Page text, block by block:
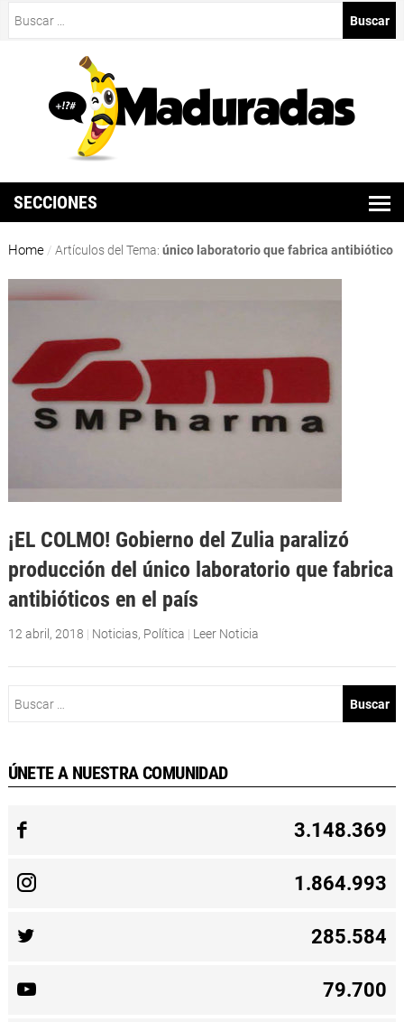
SECCIONES
Home / Artículos del Tema: único laboratorio que fabrica antibiótico
¡EL COLMO! Gobierno del Zulia paralizó
producción del único laboratorio que fabrica
antibióticos en el país
12 abril, 2018 | Noticias, Política | Leer Noticia
ÚNETE A NUESTRA COMUNIDAD
3.148.369
1.864.993
285.584
79.700